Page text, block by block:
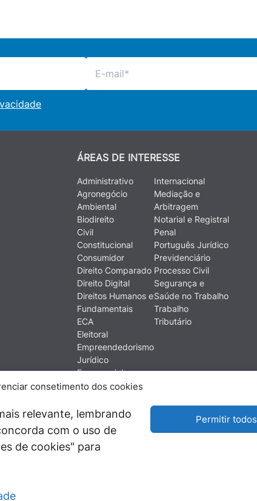
consetimento dos cookies
relevante, lembrando
com o uso de
de cookies" para
Permitir todos
ÁREAS DE INTERESSE
Administrativo
Agronegócio
Ambiental
Biodireito
Civil
Constitucional
Consumidor
Direito Comparado
Direito Digital
Direitos Humanos e
Fundamentais
ECA
Eleitoral
Empreendedorismo
Jurídico
Empresarial
Ética
Financeiro e
História do Direito
Imobiliário
Internacional
Mediação e
Arbitragem
Notarial e Registral
Penal
Português Jurídico
Previdenciário
Processo Civil
Segurança e
Saúde no Trabalho
Trabalho
Tributário